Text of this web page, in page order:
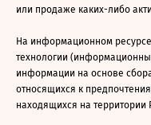
или продаже каких-либо
На информационном
технологии
информации на основе
относящихся к
находящихся на